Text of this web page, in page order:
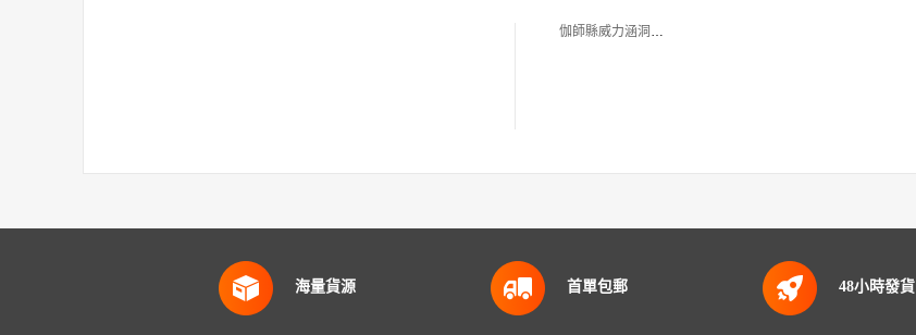
伽師縣威力涵洞涵管制作銷售店
海量貨源 首單包郵 48小時發貨